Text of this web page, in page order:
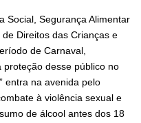
Social, Segurança Alimentar
Direitos das Crianças e
de Carnaval,
desse público no
entra na avenida pelo
à violência sexual e
de álcool antes dos 18